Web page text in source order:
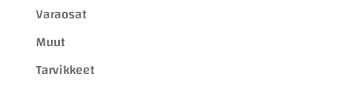
Varaosat
Muut
Tarvikkeet